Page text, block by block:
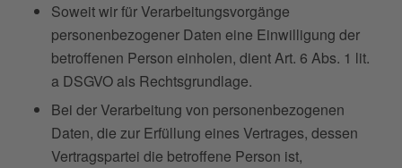
Soweit wir für Verarbeitungsvorgänge
personenbezogener Daten eine Einwilligung der
betroffenen Person einholen, dient Art. 6 Abs. 1 lit.
a DSGVO als Rechtsgrundlage.
Bei der Verarbeitung von personenbezogenen
Daten, die zur Erfüllung eines Vertrages, dessen
Vertragspartei die betroffene Person ist,